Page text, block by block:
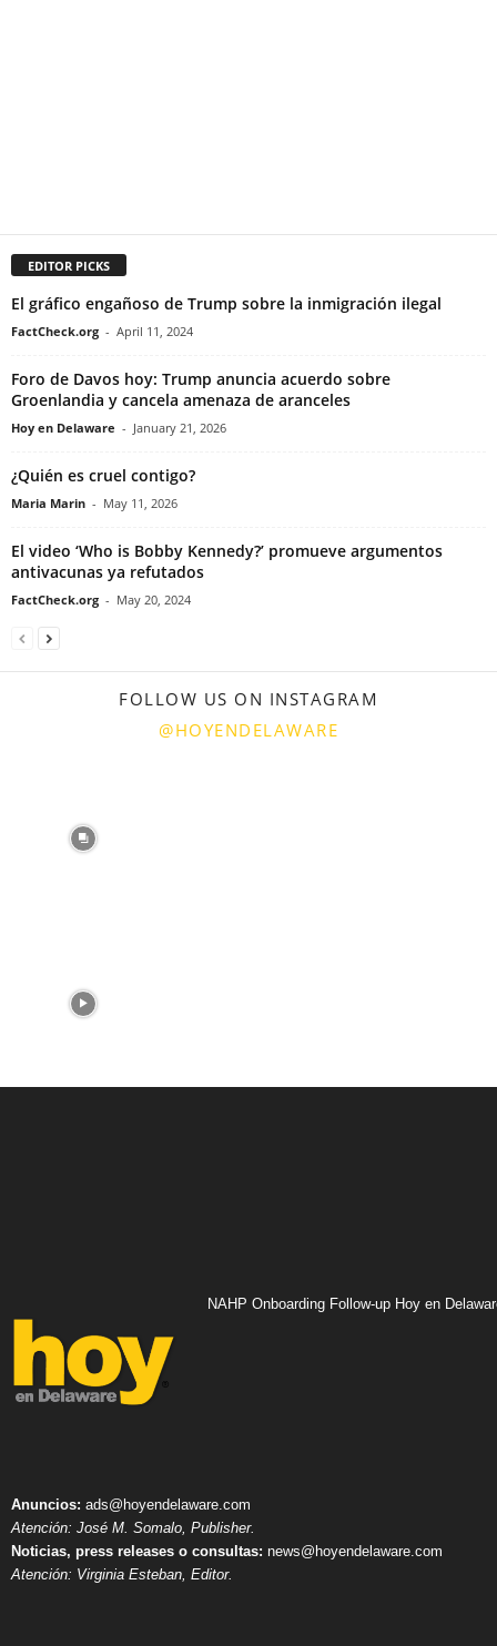
EDITOR PICKS
El gráfico engañoso de Trump sobre la inmigración ilegal
FactCheck.org - April 11, 2024
Foro de Davos hoy: Trump anuncia acuerdo sobre
Groenlandia y cancela amenaza de aranceles
Hoy en Delaware - January 21, 2026
¿Quién es cruel contigo?
Maria Marin - May 11, 2026
El video ‘Who is Bobby Kennedy?’ promueve argumentos
antivacunas ya refutados
FactCheck.org - May 20, 2024
FOLLOW US ON INSTAGRAM
@HOYENDELAWARE
NAHP Onboarding Follow-up Hoy en
Anuncios: ads@hoyendelaware.com
Atención: José M. Somalo, Publisher.
Noticias, press releases o consultas: news@hoyendelaware.com
Atención: Virginia Esteban, Editor.